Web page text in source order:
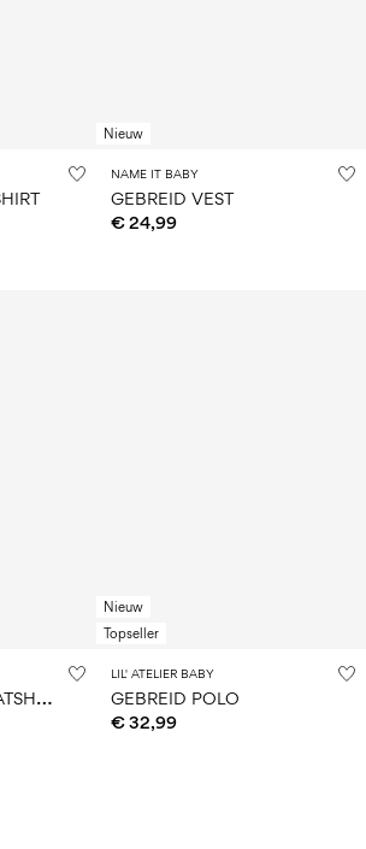
Nieuw
NAME IT BABY
GEBREID VEST
€ 24,99
R
EGULAR FIT SWEATSHIRT
Nieuw
Topseller
LIL' ATELIER BABY
GEBREID POLO
€ 32,99